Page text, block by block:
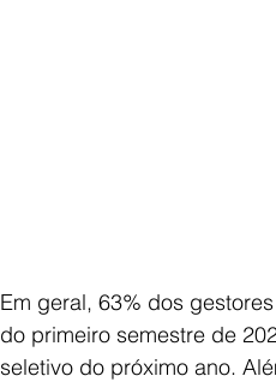
Em geral, 63% dos
do primeiro semestre de
seletivo do próximo ano.